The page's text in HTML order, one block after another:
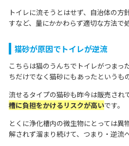
トイレに流そうとはせず、自治体の方
すなど、量にかかわらず適切な方法で
猫砂が原因でトイレが逆流
こちらは猫のうんちでトイレがつまっ
ちだけでなく猫砂にもあったというも
流せるタイプの猫砂も昨今は販売され
槽に負担をかけるリスクが高いです。
とくに浄化槽内の微生物にとっては異
解されず溜まり続けて、つまり・逆流